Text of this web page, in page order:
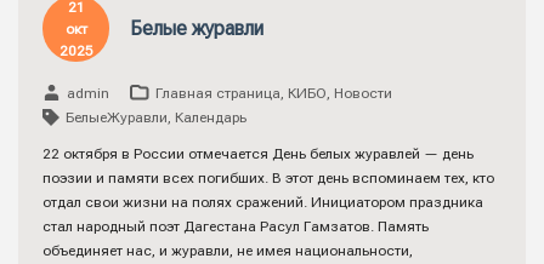
21
окт
2025
Белые журавли
admin Главная страница, КИБО, Новости
БелыеЖуравли, Календарь
22 октября в России отмечается День белых журавлей — день
поэзии и памяти всех погибших. В этот день вспоминаем тех, кто
отдал свои жизни на полях сражений. Инициатором праздника
стал народный поэт Дагестана Расул Гамзатов. Память
объединяет нас, и журавли, не имея национальности,